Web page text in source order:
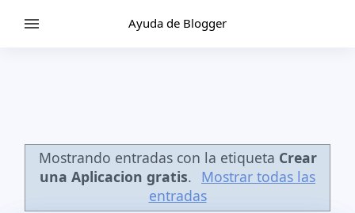
Ayuda de Blogger
Mostrando entradas con la etiqueta Crear
una Aplicacion gratis. Mostrar todas las
entradas